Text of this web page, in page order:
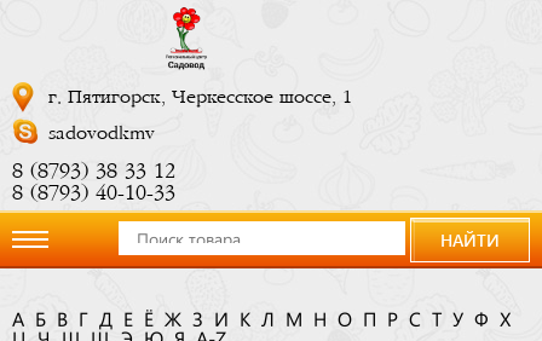
г. Пятигорск, Черкесское шоссе, 1
sadovodkmv
8 (8793) 38 33 12
8 (8793) 40-10-33
НАЙТИ
А Б В Г Д Е Ё Ж З И К Л М Н О П Р С Т У Ф
Х
Ч Э Ю Я A-Z